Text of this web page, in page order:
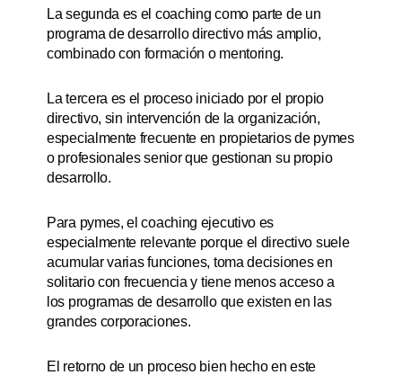
La segunda es el coaching como parte de un
programa de desarrollo directivo más amplio,
combinado con formación o mentoring.
La tercera es el proceso iniciado por el propio
directivo, sin intervención de la organización,
especialmente frecuente en propietarios de pymes
o profesionales senior que gestionan su propio
desarrollo.
Para pymes, el coaching ejecutivo es
especialmente relevante porque el directivo suele
acumular varias funciones, toma decisiones en
solitario con frecuencia y tiene menos acceso a
los programas de desarrollo que existen en las
grandes corporaciones.
El retorno de un proceso bien hecho en este